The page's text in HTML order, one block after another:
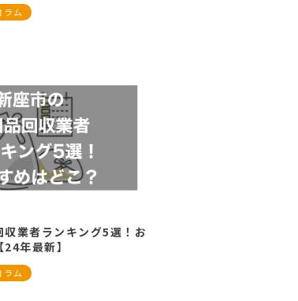
ム
業者ランキング5選！お
年最新】
ム